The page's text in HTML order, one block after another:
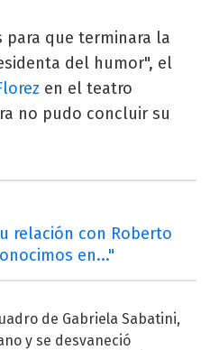
para que terminara la
del humor", el
en el teatro
no pudo concluir su
relación con Roberto
en..."
de Gabriela Sabatini,
y se desvaneció